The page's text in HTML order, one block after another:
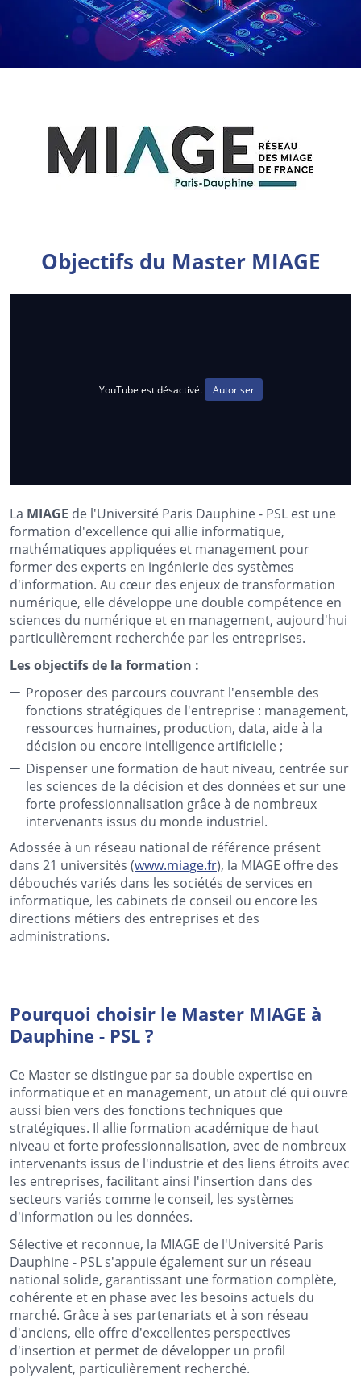
Objectifs du Master MIAGE
YouTube est désactivé. Autoriser
La MIAGE de l'Université Paris Dauphine - PSL est une
formation d'excellence qui allie informatique,
mathématiques appliquées et management pour
former des experts en ingénierie des systèmes
d'information. Au cœur des enjeux de transformation
numérique, elle développe une double compétence en
sciences du numérique et en management, aujourd'hui
particulièrement recherchée par les entreprises.
Les objectifs de la formation :
Proposer des parcours couvrant l'ensemble des
fonctions stratégiques de l'entreprise : management,
ressources humaines, production, data, aide à la
décision ou encore intelligence artificielle ;
Dispenser une formation de haut niveau, centrée sur
les sciences de la décision et des données et sur une
forte professionnalisation grâce à de nombreux
intervenants issus du monde industriel.
Adossée à un réseau national de référence présent
dans 21 universités (www.miage.fr), la MIAGE offre des
débouchés variés dans les sociétés de services en
informatique, les cabinets de conseil ou encore les
directions métiers des entreprises et des
administrations.
Pourquoi choisir le Master MIAGE à
Dauphine - PSL ?
Ce Master se distingue par sa double expertise en
informatique et en management, un atout clé qui ouvre
aussi bien vers des fonctions techniques que
stratégiques. Il allie formation académique de haut
niveau et forte professionnalisation, avec de nombreux
intervenants issus de l'industrie et des liens étroits avec
les entreprises, facilitant ainsi l'insertion dans des
secteurs variés comme le conseil, les systèmes
d'information ou les données.
Sélective et reconnue, la MIAGE de l'Université Paris
Dauphine - PSL s'appuie également sur un réseau
national solide, garantissant une formation complète,
cohérente et en phase avec les besoins actuels du
marché. Grâce à ses partenariats et à son réseau
d'anciens, elle offre d'excellentes perspectives
d'insertion et permet de développer un profil
polyvalent, particulièrement recherché.